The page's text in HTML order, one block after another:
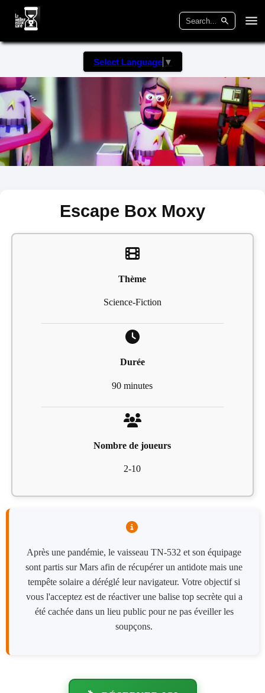
Select Language ▼
Escape Box Moxy
Thème
Science-Fiction
Durée
90 minutes
Nombre de joueurs
2-10
Après une pandémie, le vaisseau TN-532 et son équipage
sont partis sur Mars afin de récupérer un antidote mais une
tempête solaire a déréglé leur navigateur. Votre objectif si
vous l'acceptez est de réactiver une balise top secrète qui a
été cachée dans un lieu public pour ne pas éveiller les
soupçons.